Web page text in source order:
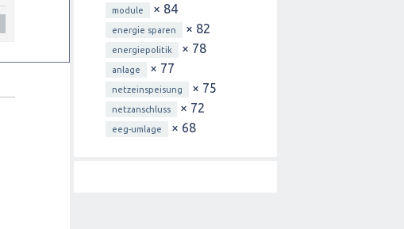
module × 84
energie sparen × 82
energiepolitik × 78
anlage × 77
netzeinspeisung × 75
netzanschluss × 72
eeg-umlage × 68